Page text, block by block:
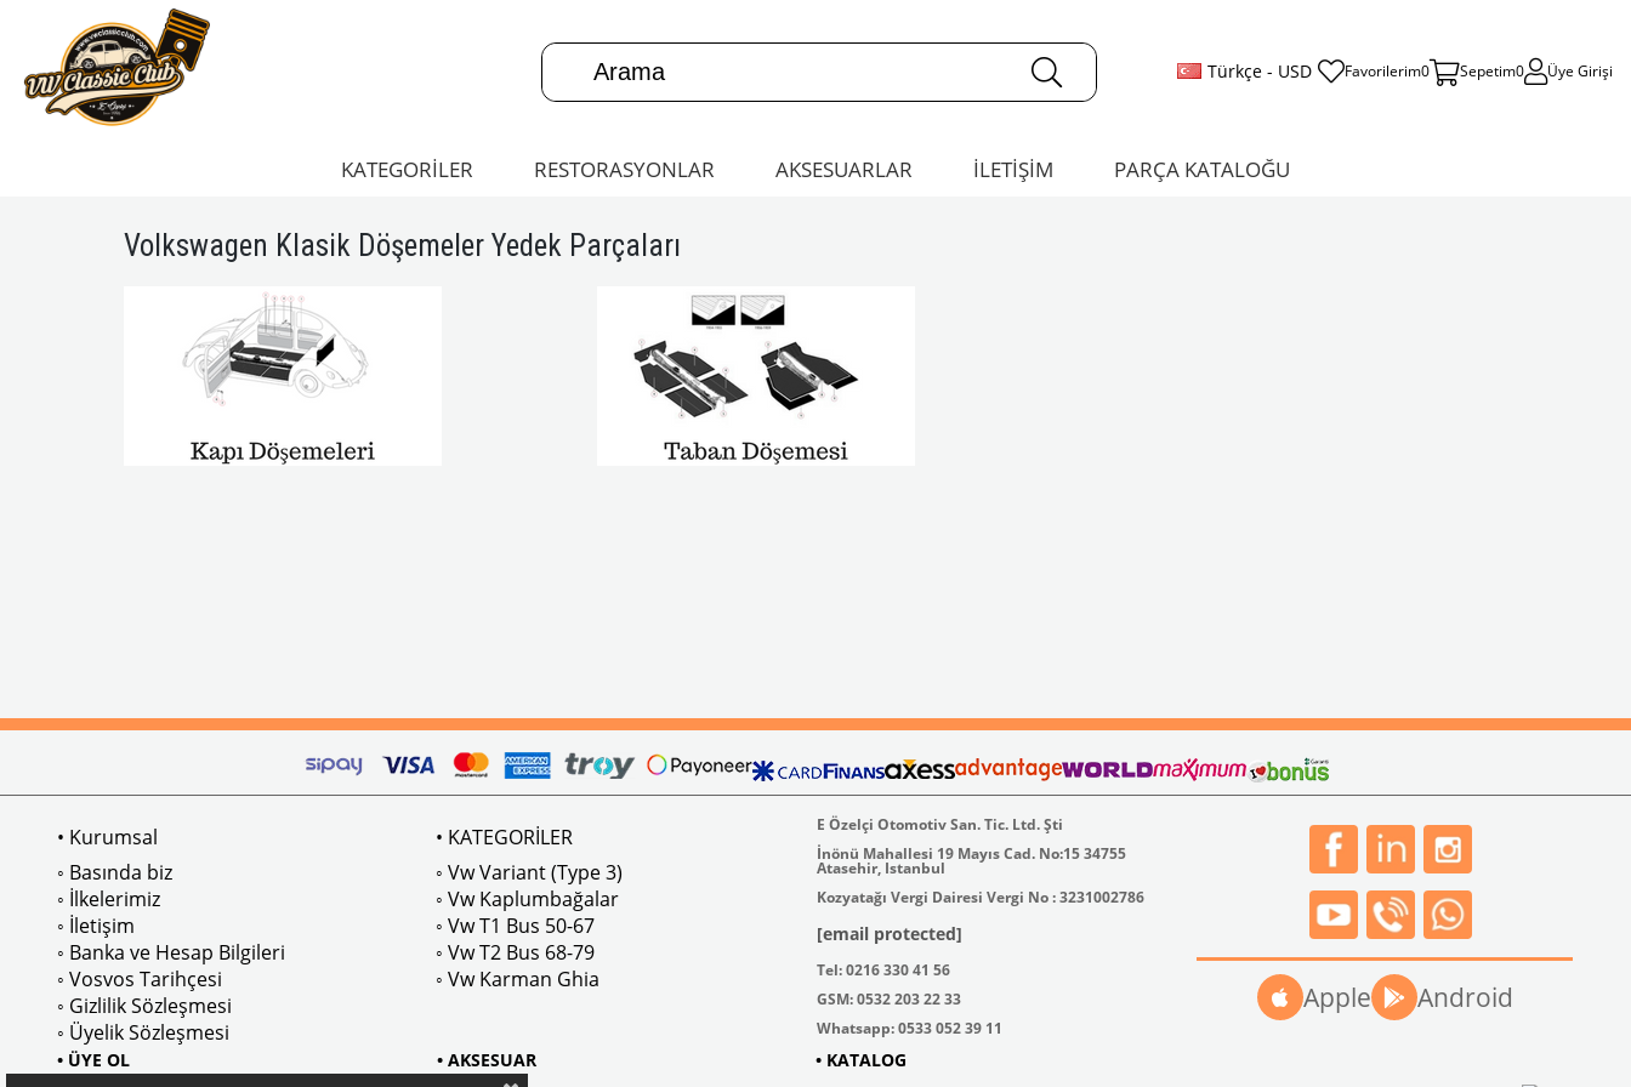
Türkçe - USD Favorilerim0 Sepetim0 Üye Girişi
KATEGORİLER RESTORASYONLAR AKSESUARLAR İLETİŞİM PARÇA KATALOĞU
Volkswagen Klasik Döşemeler Yedek Parçaları
• Kurumsal
◦ Basında biz
◦ İlkelerimiz
◦ İletişim
◦ Banka ve Hesap Bilgileri
◦ Vosvos Tarihçesi
◦ Gizlilik Sözleşmesi
◦ Üyelik Sözleşmesi
• KATEGORİLER
◦ Vw Variant (Type 3)
◦ Vw Kaplumbağalar
◦ Vw T1 Bus 50-67
◦ Vw T2 Bus 68-79
◦ Vw Karman Ghia
E Özelçi Otomotiv San. Tic. Ltd. Şti
İnönü Mahallesi 19 Mayıs Cad. No:15 34755
Atasehir, Istanbul
Kozyatağı Vergi Dairesi Vergi No : 3231002786
[email protected]
Tel: 0216 330 41 56
GSM: 0532 203 22 33
Whatsapp: 0533 052 39 11
Apple Android
• ÜYE OL • AKSESUAR • KATALOG